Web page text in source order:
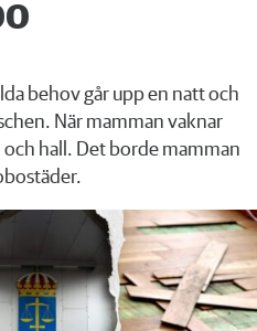
behov går upp en natt och
När mamman vaknar
hall. Det borde mamman